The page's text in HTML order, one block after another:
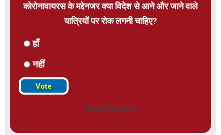
कोरोनावायरस के मद्देनजर क्या विदेश से आने और जाने वाले
यात्रियों पर रोक लगनी चाहिए?
हाँ
नहीं
View Results